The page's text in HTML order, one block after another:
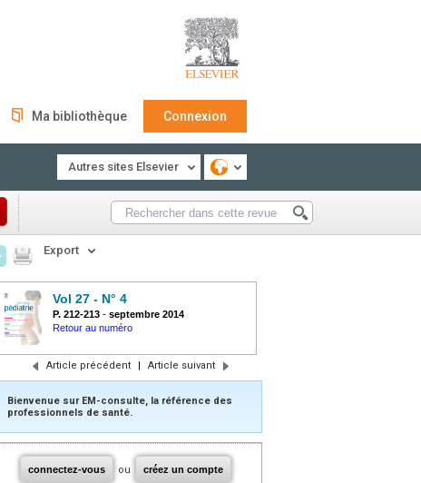
Ma bibliothèque Connexion
Autres sites Elsevier
Export
Vol 27 - N° 4
P. 212-213 - septembre 2014
Retour au numéro
Article précédent | Article suivant
Bienvenue sur EM-consulte, la référence des
professionnels de santé.
connectez-vous ou créez un compte